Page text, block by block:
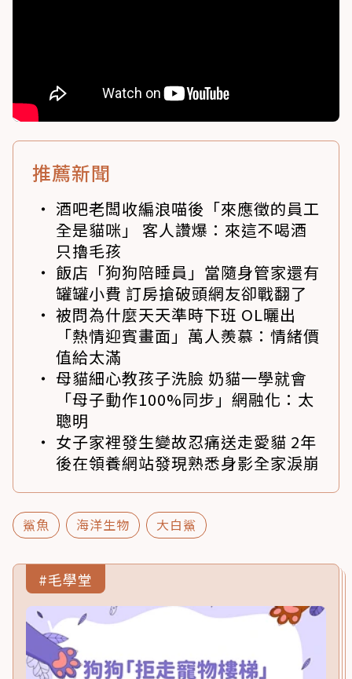
推薦新聞
酒吧老闆收編浪喵後「來應徵的員工
全是貓咪」 客人讚爆：來這不喝酒
只擼毛孩
飯店「狗狗陪睡員」當隨身管家還有
罐罐小費 訂房搶破頭網友卻戰翻了
被問為什麼天天準時下班 OL曬出
「熱情迎賓畫面」萬人羨慕：情緒價
值給太滿
母貓細心教孩子洗臉 奶貓一學就會
「母子動作100%同步」網融化：太
聰明
女子家裡發生變故忍痛送走愛貓 2年
後在領養網站發現熟悉身影全家淚崩
鯊魚 海洋生物 大白鯊
#毛學堂